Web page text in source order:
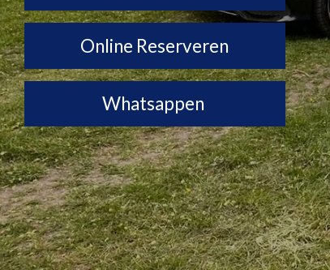
Online Reserveren
Whatsappen